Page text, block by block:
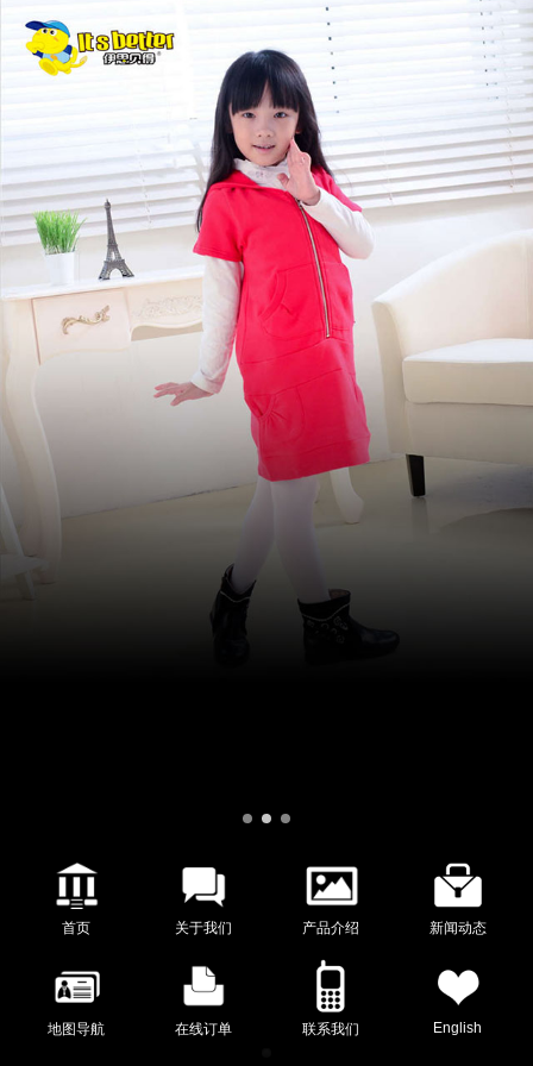
首页 关于我们 产品介绍 新闻动态
地图导航 在线订单 联系我们 English